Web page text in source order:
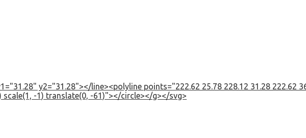
y2="31.28"></line><polyline points="222.62 25.78 228.12 31.28 222.62
-1) translate(0, -61)"></circle></g></svg>